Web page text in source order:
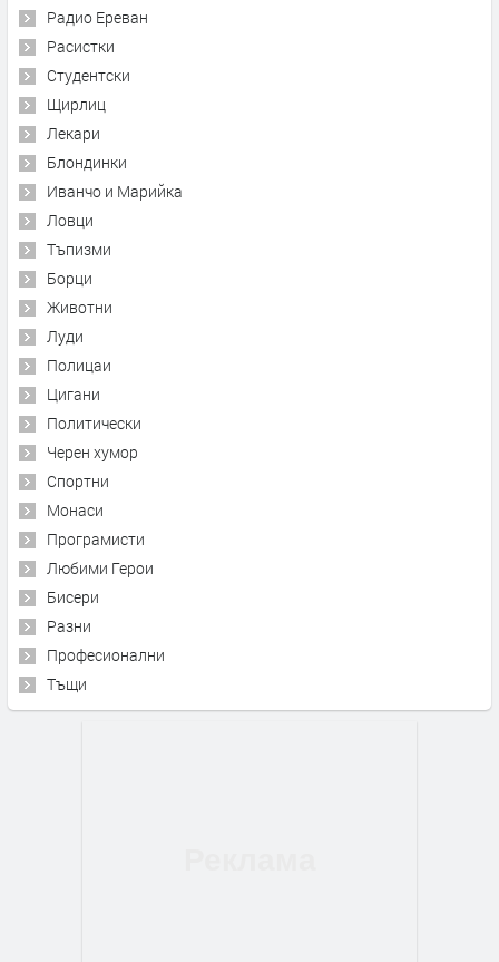
Радио Ереван
Расистки
Студентски
Щирлиц
Лекари
Блондинки
Иванчо и Марийка
Ловци
Тъпизми
Борци
Животни
Луди
Полицаи
Цигани
Политически
Черен хумор
Спортни
Монаси
Програмисти
Любими Герои
Бисери
Разни
Професионални
Тъщи